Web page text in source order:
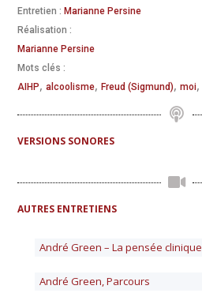
Entretien : Marianne Persine
Réalisation :
Marianne Persine
Mots clés :
AIHP, alcoolisme, Freud (Sigmund), moi,
VERSIONS SONORES
AUTRES ENTRETIENS
André Green – La pensée clinique
André Green, Parcours